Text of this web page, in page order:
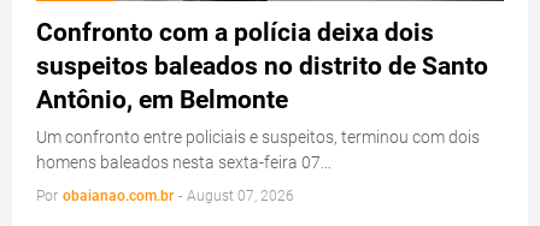
Confronto com a polícia deixa dois
suspeitos baleados no distrito de Santo
Antônio, em Belmonte
Um confronto entre policiais e suspeitos, terminou com dois
homens baleados nesta sexta-feira 07…
Por obaianao.com.br - August 07, 2026